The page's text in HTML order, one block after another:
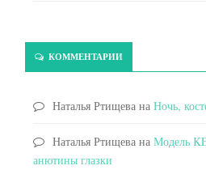
КОММЕНТАРИИ
Наталья Ртищева на Ночь,
Наталья Ртищева на Модель
анютины глазки